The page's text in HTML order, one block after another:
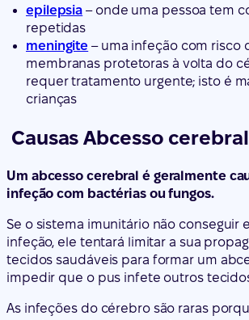
epilepsia – onde uma pessoa tem
repetidas
meningite – uma infeção com risco
membranas protetoras à volta do
requer tratamento urgente; isto é
crianças
Causas Abcesso cerebral
Um abcesso cerebral é geralmente
infeção com bactérias ou fungos.
Se o sistema imunitário não conseguir
infeção, ele tentará limitar a sua
tecidos saudáveis para formar um
impedir que o pus infete outros
As infeções do cérebro são raras